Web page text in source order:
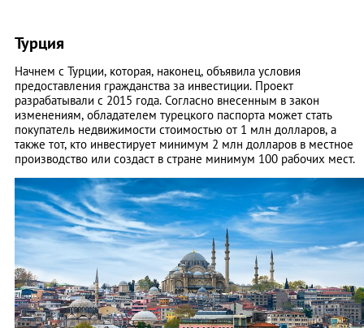
Турция
Начнем с Турции, которая, наконец, объявила условия
предоставления гражданства за инвестиции. Проект
разрабатывали с 2015 года. Согласно внесенным в закон
изменениям, обладателем турецкого паспорта может стать
покупатель недвижимости стоимостью от 1 млн долларов, а
также тот, кто инвестирует минимум 2 млн долларов в местное
производство или создаст в стране минимум 100 рабочих мест.